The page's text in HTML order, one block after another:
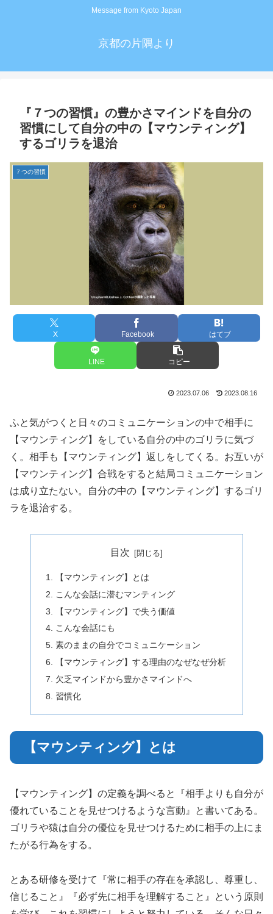
Message from Kyoto Japan
京都の片隅より
『７つの習慣』の豊かさマインドを自分の
習慣にして自分の中の【マウンティング】
するゴリラを退治
７つの習慣
X Facebook はてブ
LINE コピー
2023.07.06 2023.08.16
ふと気がつくと日々のコミュニケーションの中で相手に
【マウンティング】をしている自分の中のゴリラに気づ
く。相手も【マウンティング】返しをしてくる。お互いが
【マウンティング】合戦をすると結局コミュニケーション
は成り立たない。自分の中の【マウンティング】するゴリ
ラを退治する。
目次
【マウンティング】とは
こんな会話に潜むマンティング
【マウンティング】で失う価値
こんな会話にも
素のままの自分でコミュニケーション
【マウンティング】する理由のなぜなぜ分析
欠乏マインドから豊かさマインドへ
習慣化
【マウンティング】とは
【マウンティング】の定義を調べると『相手よりも自分が
優れていることを見せつけるような言動』と書いてある。
ゴリラや猿は自分の優位を見せつけるために相手の上にま
たがる行為をする。
とある研修を受けて『常に相手の存在を承認し、尊重し、
信じること』『必ず先に相手を理解すること』という原則